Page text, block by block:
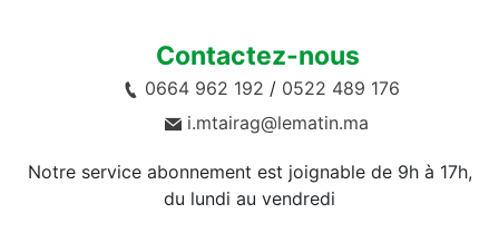
Contactez-nous
0664 962 192 / 0522 489 176
i.mtairag@lematin.ma
Notre service abonnement est joignable de 9h à 17h,
du lundi au vendredi